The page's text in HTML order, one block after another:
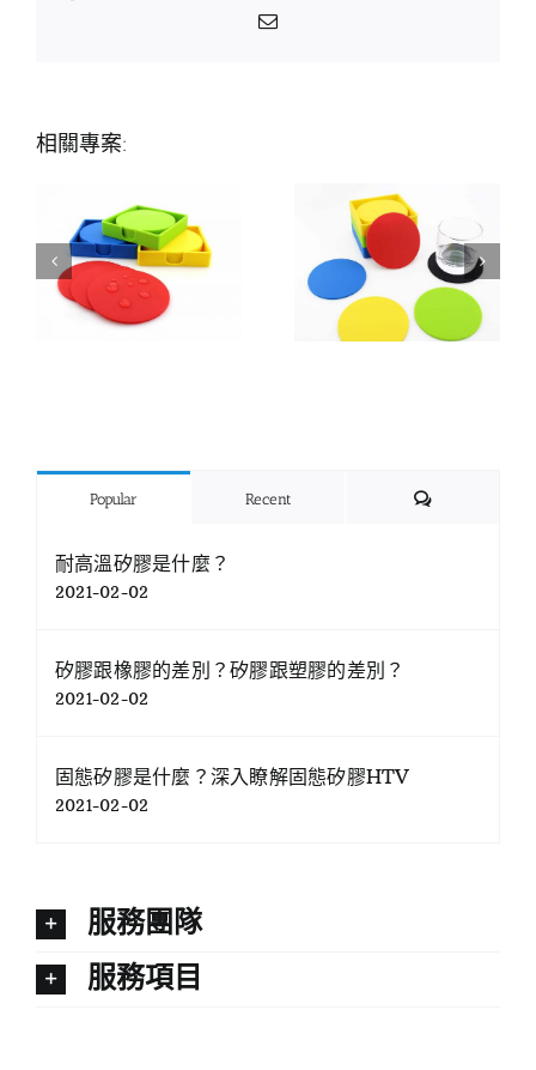
Email:
相關專案:
Popular Recent Comments
耐高溫矽膠是什麼？
2021-02-02
矽膠跟橡膠的差別？矽膠跟塑膠的差別？
2021-02-02
固態矽膠是什麼？深入瞭解固態矽膠HTV
2021-02-02
服務團隊
服務項目